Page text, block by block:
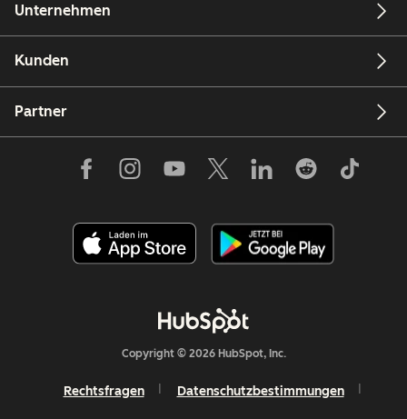
Unternehmen
Kunden
Partner
Copyright © 2026 HubSpot, Inc.
Rechtsfragen Datenschutzbestimmungen